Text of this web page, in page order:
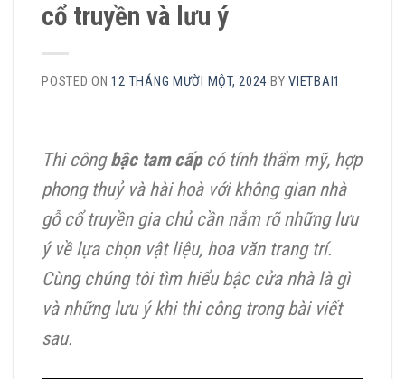
cổ truyền và lưu ý
POSTED ON12 THÁNG MƯỜI MỘT, 2024 BYVIETBAI1
Thi côngbậc tam cấp có tính thẩm mỹ, hợp
phong thuỷ và hài hoà với không gian nhà
gỗ cổ truyền gia chủ cần nắm rõ những lưu
ý về lựa chọn vật liệu, hoa văn trang trí.
Cùng chúng tôi tìm hiểu bậc cửa nhà là gì
và những lưu ý khi thi công trong bài viết
sau.